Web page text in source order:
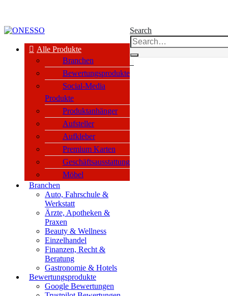
Alle Produkte
Branchen
Bewertungsprodukte
Social-Media
Produkte
Produktanhänger
Aufsteller
Aufkleber
Premium Karten
Geschäftsausstattung
Möbel
Branchen
Auto, Fahrschule &
Werkstatt
Ärzte, Apotheken &
Praxen
Beauty & Wellness
Einzelhandel
Finanzen, Recht &
Beratung
Gastronomie & Hotels
Bewertungsprodukte
Google Bewertungen
Search